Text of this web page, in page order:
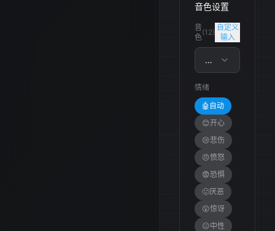
音色设置
音
色
(12)
自定义
输入
青涩青年-男
情绪
🤖 自动
😊开心
😢悲伤
😠愤怒
😨恐惧
🤢厌恶
😲惊讶
😐中性